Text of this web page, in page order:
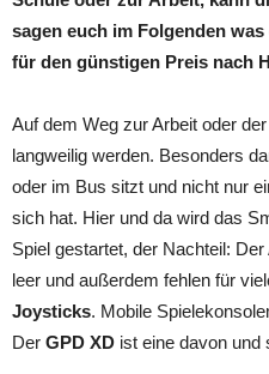
sagen euch im Folgenden
für den günstigen Preis nach
Auf dem Weg zur Arbeit oder
langweilig werden. Besonders
oder im Bus sitzt und nicht nur
sich hat. Hier und da wird das
Spiel gestartet, der Nachteil:
leer und außerdem fehlen für
Joysticks. Mobile
Der GPD XD ist eine davon und